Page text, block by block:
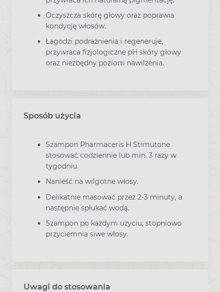
Oczyszcza skórę głowy oraz poprawia
kondycję włosów.
Łagodzi podrażnienia i regeneruje,
przywraca fizjologiczne pH skóry głowy
oraz niezbędny poziom nawilżenia.
Sposób użycia
Szampon Pharmaceris H Stimutone
stosować codziennie lub min. 3 razy w
tygodniu.
Nanieść na wilgotne włosy.
Delikatnie masować przez 2-3 minuty, a
następnie spłukać wodą.
Szampon po każdym użyciu, stopniowo
przyciemnia siwe włosy.
Uwagi do stosowania